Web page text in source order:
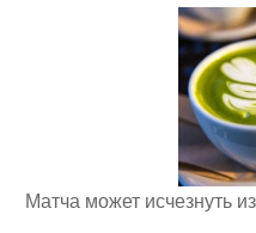
Матча может исчезнуть